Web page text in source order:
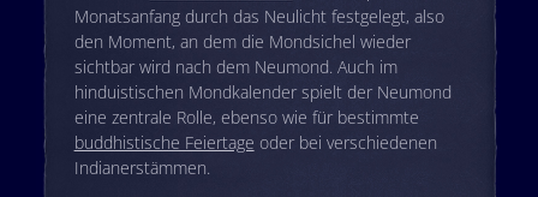
Monatsanfang durch das Neulicht festgelegt, also
den Moment, an dem die Mondsichel wieder
sichtbar wird nach dem Neumond. Auch im
hinduistischen Mondkalender spielt der Neumond
eine zentrale Rolle, ebenso wie für bestimmte
buddhistische Feiertage oder bei verschiedenen
Indianerstämmen.